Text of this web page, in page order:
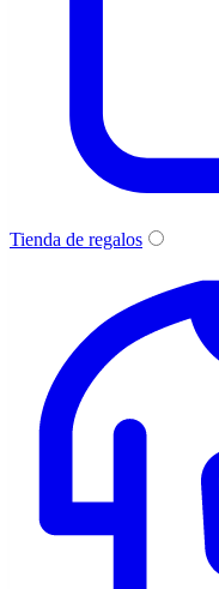
Tienda de regalos